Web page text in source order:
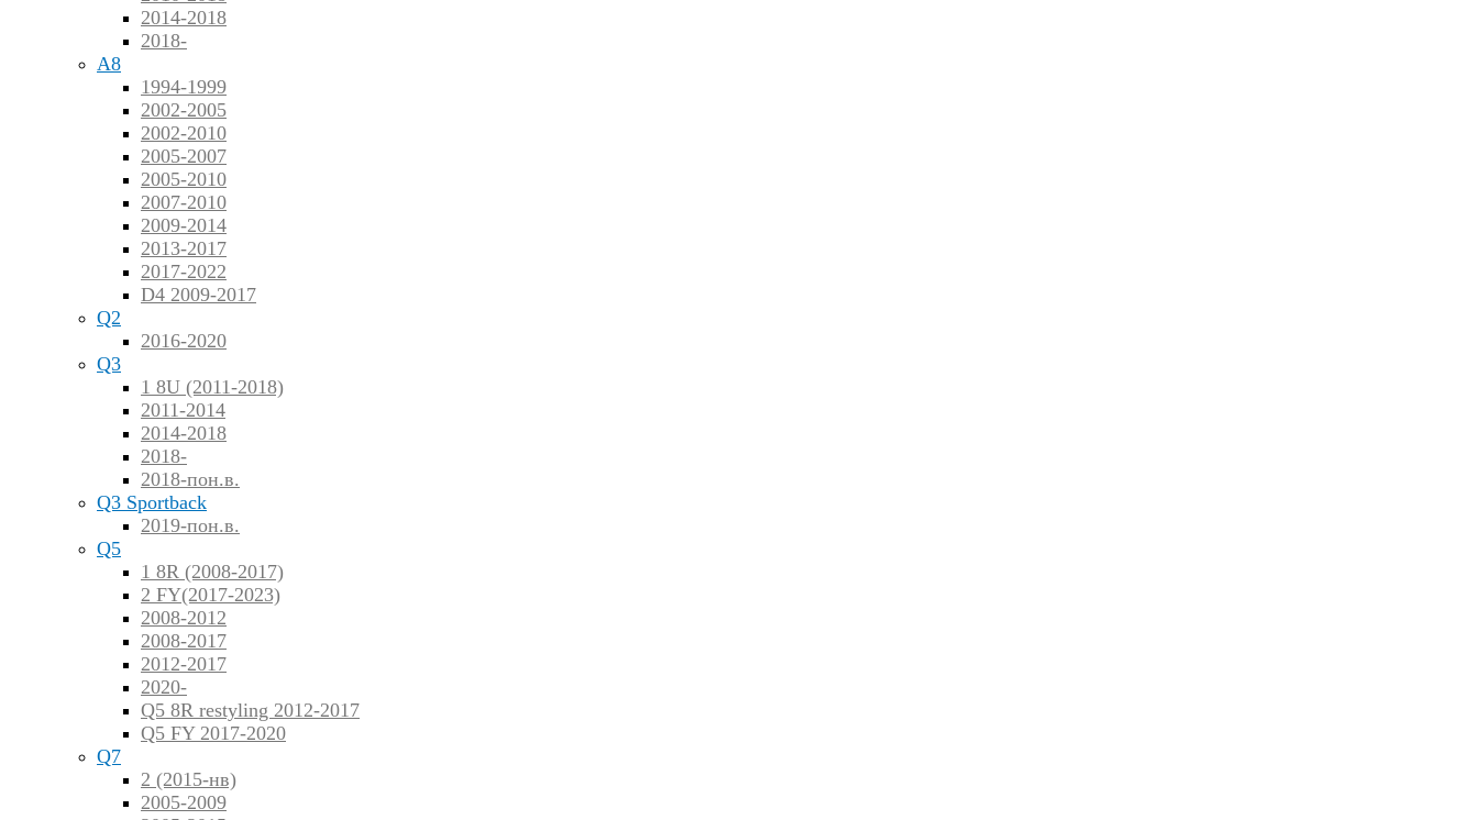
2014-2018
2018-
A8
1994-1999
2002-2005
2002-2010
2005-2007
2005-2010
2007-2010
2009-2014
2013-2017
2017-2022
D4 2009-2017
Q2
2016-2020
Q3
1 8U (2011-2018)
2011-2014
2014-2018
2018-
2018-пон.в.
Q3 Sportback
2019-пон.в.
Q5
1 8R (2008-2017)
2 FY(2017-2023)
2008-2012
2008-2017
2012-2017
2020-
Q5 8R restyling 2012-2017
Q5 FY 2017-2020
Q7
2 (2015-нв)
2005-2009